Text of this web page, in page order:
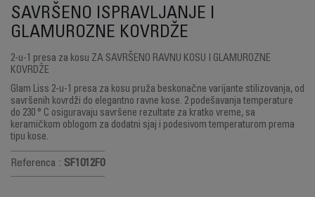
SAVRŠENO ISPRAVLJANJE I
GLAMUROZNE KOVRDŽE
2-u-1 presa za kosu ZA SAVRŠENO RAVNU KOSU I GLAMUROZNE
KOVRDŽE
Glam Liss 2-u-1 presa za kosu pruža beskonačne varijante stilizovanja, od
savršenih kovrdži do elegantno ravne kose. 2 podešavanja temperature
do 230 ° C osiguravaju savršene rezultate za kratko vreme, sa
keramičkom oblogom za dodatni sjaj i podesivom temperaturom prema
tipu kose.
Referenca : SF1012F0